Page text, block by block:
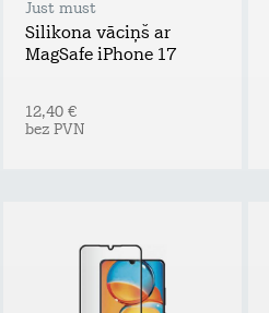
Just must
Silikona vāciņš ar
MagSafe iPhone 17
12,40 €
bez PVN